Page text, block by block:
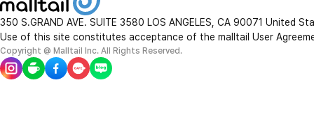
350 S.GRAND AVE. SUITE 3580 LOS ANGELES, CA 90071 United
Use of this site constitutes acceptance of the malltail User
Copyright @ Malltail Inc. All Rights Reserved.